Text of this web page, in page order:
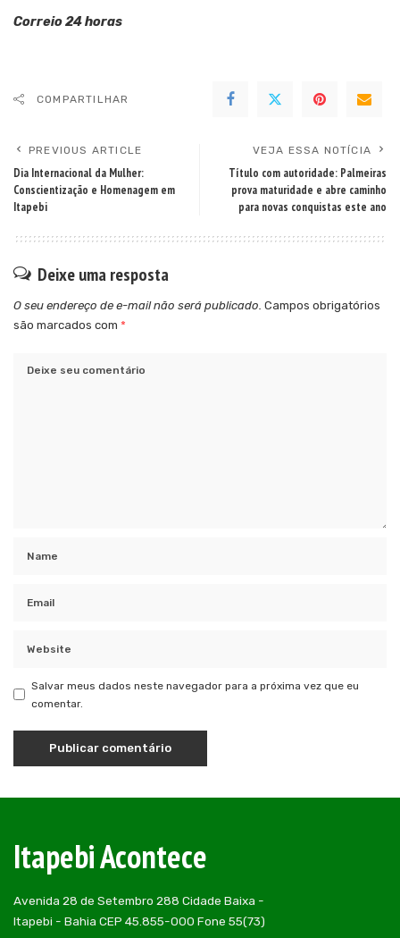
Correio 24 horas
COMPARTILHAR
PREVIOUS ARTICLE
Dia Internacional da Mulher:
Conscientização e Homenagem em
Itapebi
VEJA ESSA NOTÍCIA
Título com autoridade: Palmeiras
prova maturidade e abre caminho
para novas conquistas este ano
Deixe uma resposta
O seu endereço de e-mail não será publicado. Campos obrigatórios
são marcados com *
Salvar meus dados neste navegador para a próxima vez que eu
comentar.
Itapebi Acontece
Avenida 28 de Setembro 288 Cidade Baixa -
Itapebi - Bahia CEP 45.855-000 Fone 55(73)